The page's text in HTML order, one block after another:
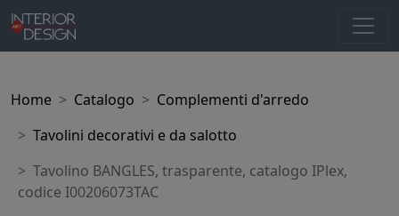
Home Catalogo
Complementi d'arredo
Tavolini decorativi e da salotto
Tavolino BANGLES, trasparente, catalogo IPlex,
codice I00206073TAC